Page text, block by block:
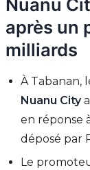
Nuanu
après un
milliards
À Tabanan,
Nuanu City
en réponse
déposé par
Le